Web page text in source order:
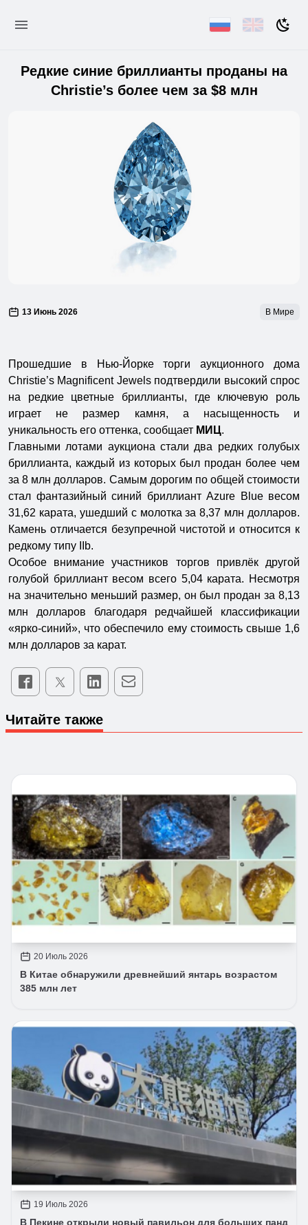
Редкие синие бриллианты проданы на
Christie’s более чем за $8 млн
13 Июнь 2026 В Мире
Прошедшие в Нью-Йорке торги аукционного дома
Christie’s Magnificent Jewels подтвердили высокий спрос
на редкие цветные бриллианты, где ключевую роль
играет не размер камня, а насыщенность и
уникальность его оттенка, сообщает МИЦ.
Главными лотами аукциона стали два редких голубых
бриллианта, каждый из которых был продан более чем
за 8 млн долларов. Самым дорогим по общей стоимости
стал фантазийный синий бриллиант Azure Blue весом
31,62 карата, ушедший с молотка за 8,37 млн долларов.
Камень отличается безупречной чистотой и относится к
редкому типу IIb.
Особое внимание участников торгов привлёк другой
голубой бриллиант весом всего 5,04 карата. Несмотря
на значительно меньший размер, он был продан за 8,13
млн долларов благодаря редчайшей классификации
«ярко-синий», что обеспечило ему стоимость свыше 1,6
млн долларов за карат.
Читайте также
20 Июль 2026
В Китае обнаружили древнейший янтарь возрастом
385 млн лет
19 Июль 2026
В Пекине открыли новый павильон для больших панд